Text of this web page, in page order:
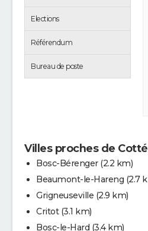
Elections
Référendum
Bureau de poste
Villes proches de
Bosc-Bérenger (2.2 km)
Beaumont-le-Hareng (2.7
Grigneuseville (2.9 km)
Critot (3.1 km)
Bosc-le-Hard (3.4 km)